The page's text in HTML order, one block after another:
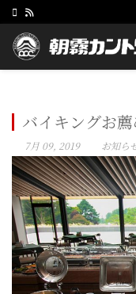
バイキングお
7月 09, 2019 お知ら